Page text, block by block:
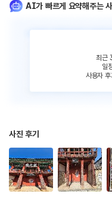
AI가 빠르게 요약해주는
최근
일
사용자
사진 후기